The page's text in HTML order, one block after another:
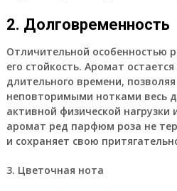
2. Долговременность
Отличительной особенностью
его стойкость. Аромат
длительного времени,
неповторимыми нотками весь
активной физической
аромат ред парфюм роза не
и сохраняет свою
3. Цветочная нота